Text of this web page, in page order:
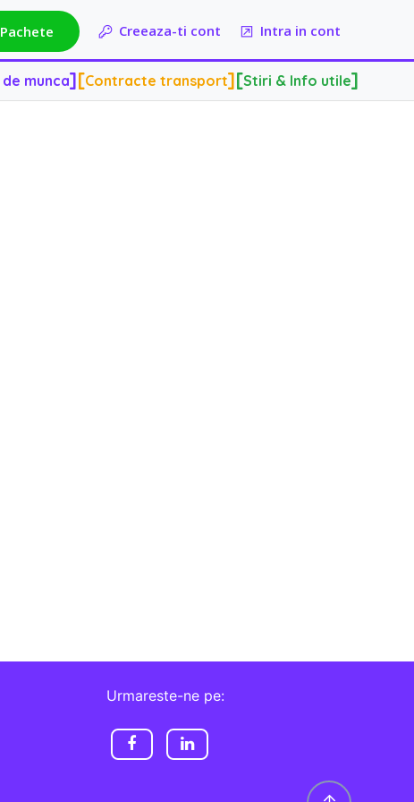
Creeaza-ti cont Intra in cont
munca][Contracte transport][Stiri & Info utile]
munca ][ Contracte transport [Stiri & Info utile
Urmareste-ne pe: